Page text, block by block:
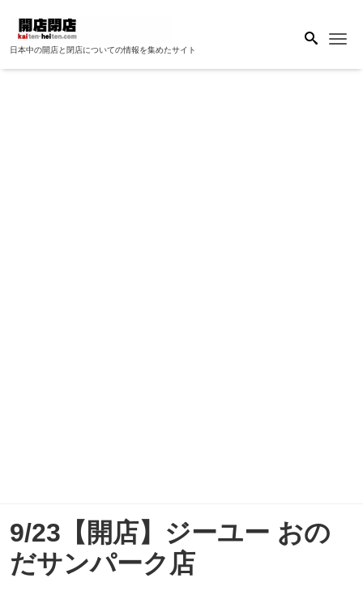
日本中の開店と閉店についての情報を集めたサイト
9/23【開店】ジーユー おの
だサンパーク店